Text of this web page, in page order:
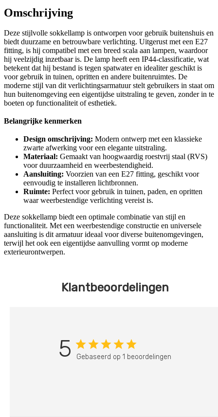
Omschrijving
Deze stijlvolle sokkellamp is ontworpen voor gebruik buitenshuis en
biedt duurzame en betrouwbare verlichting. Uitgerust met een E27
fitting, is hij compatibel met een breed scala aan lampen, waardoor
hij veelzijdig inzetbaar is. De lamp heeft een IP44-classificatie, wat
betekent dat hij bestand is tegen spatwater en idealiter geschikt is
voor gebruik in tuinen, opritten en andere buitenruimtes. De
moderne stijl van dit verlichtingsarmatuur stelt gebruikers in staat om
hun buitenomgeving een eigentijdse uitstraling te geven, zonder in te
boeten op functionaliteit of esthetiek.
Belangrijke kenmerken
Design omschrijving: Modern ontwerp met een klassieke
zwarte afwerking voor een elegante uitstraling.
Materiaal: Gemaakt van hoogwaardig roestvrij staal (RVS)
voor duurzaamheid en weerbestendigheid.
Aansluiting: Voorzien van een E27 fitting, geschikt voor
eenvoudig te installeren lichtbronnen.
Ruimte: Perfect voor gebruik in tuinen, paden, en opritten
waar weerbestendige verlichting vereist is.
Deze sokkellamp biedt een optimale combinatie van stijl en
functionaliteit. Met een weerbestendige constructie en universele
aansluiting is dit armatuur ideaal voor diverse buitenomgevingen,
terwijl het ook een eigentijdse aanvulling vormt op moderne
exterieurontwerpen.
Klantbeoordelingen
5 Gebaseerd op 1 beoordelingen